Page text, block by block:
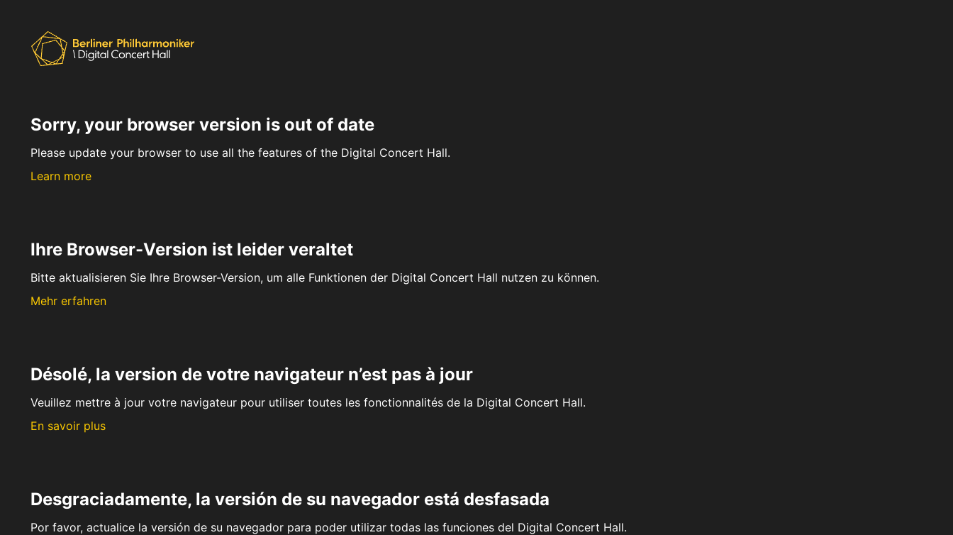
Sorry, your browser version is out of date
Please update your browser to use all the features of the Digital Concert Hall.
Learn more
Ihre Browser-Version ist leider veraltet
Bitte aktualisieren Sie Ihre Browser-Version, um alle Funktionen der Digital Concert Hall nutzen zu können.
Mehr erfahren
Désolé, la version de votre navigateur n’est pas à jour
Veuillez mettre à jour votre navigateur pour utiliser toutes les fonctionnalités de la Digital Concert Hall.
En savoir plus
Desgraciadamente, la versión de su navegador está desfasada
Por favor, actualice la versión de su navegador para poder utilizar todas las funciones del Digital Concert Hall.